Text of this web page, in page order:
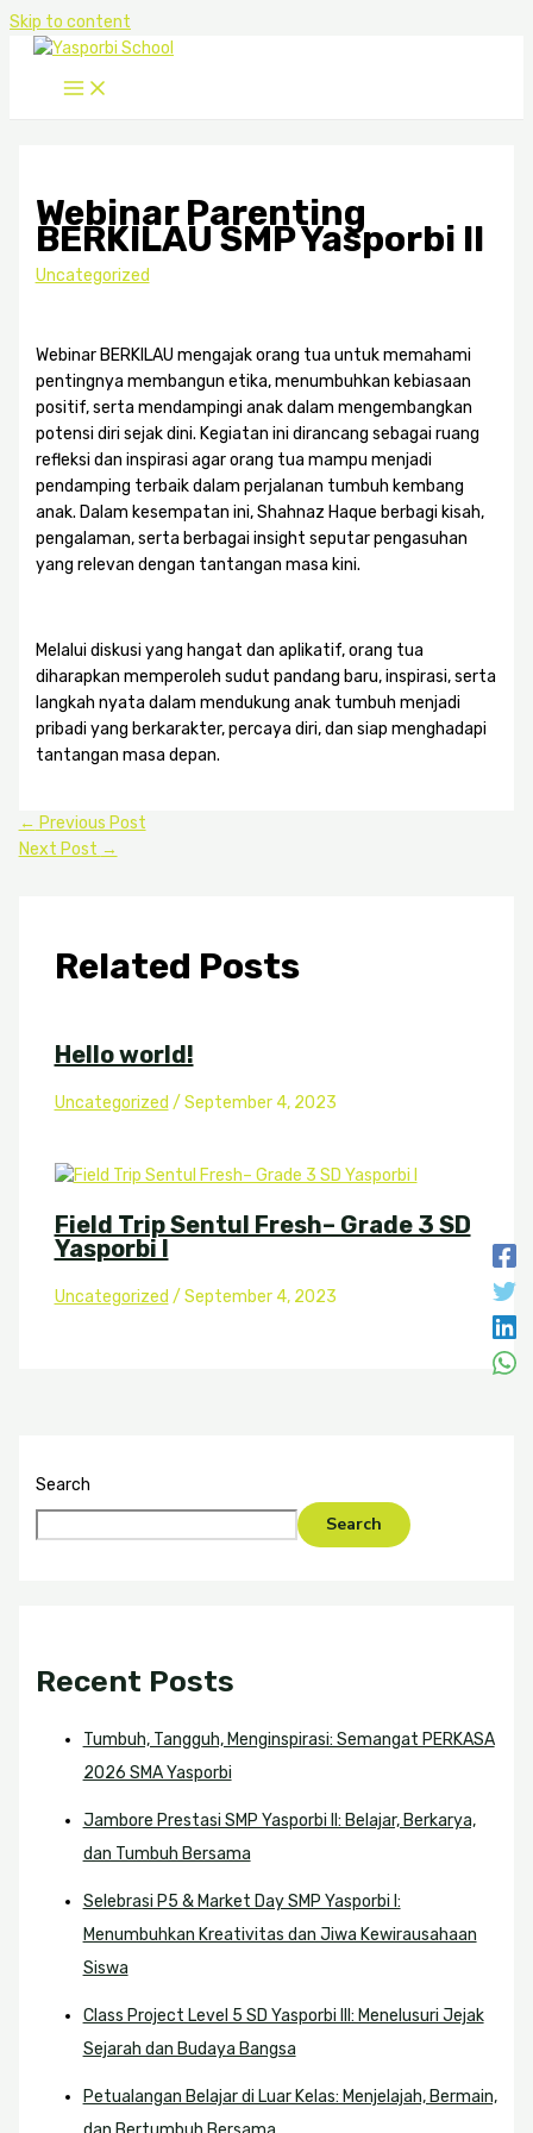
Skip to content
Webinar Parenting
BERKILAU SMP Yasporbi II
Uncategorized
Webinar BERKILAU mengajak orang tua untuk memahami
pentingnya membangun etika, menumbuhkan kebiasaan
positif, serta mendampingi anak dalam mengembangkan
potensi diri sejak dini. Kegiatan ini dirancang sebagai ruang
refleksi dan inspirasi agar orang tua mampu menjadi
pendamping terbaik dalam perjalanan tumbuh kembang
anak. Dalam kesempatan ini, Shahnaz Haque berbagi kisah,
pengalaman, serta berbagai insight seputar pengasuhan
yang relevan dengan tantangan masa kini.
Melalui diskusi yang hangat dan aplikatif, orang tua
diharapkan memperoleh sudut pandang baru, inspirasi, serta
langkah nyata dalam mendukung anak tumbuh menjadi
pribadi yang berkarakter, percaya diri, dan siap menghadapi
tantangan masa depan.
← Previous Post
Next Post →
Related Posts
Hello world!
Uncategorized / September 4, 2023
Field Trip Sentul Fresh– Grade 3 SD
Yasporbi I
Uncategorized / September 4, 2023
Search
Search
Recent Posts
Tumbuh, Tangguh, Menginspirasi: Semangat PERKASA
2026 SMA Yasporbi
Jambore Prestasi SMP Yasporbi II: Belajar, Berkarya,
dan Tumbuh Bersama
Selebrasi P5 & Market Day SMP Yasporbi I:
Menumbuhkan Kreativitas dan Jiwa Kewirausahaan
Siswa
Class Project Level 5 SD Yasporbi III: Menelusuri Jejak
Sejarah dan Budaya Bangsa
Petualangan Belajar di Luar Kelas: Menjelajah, Bermain,